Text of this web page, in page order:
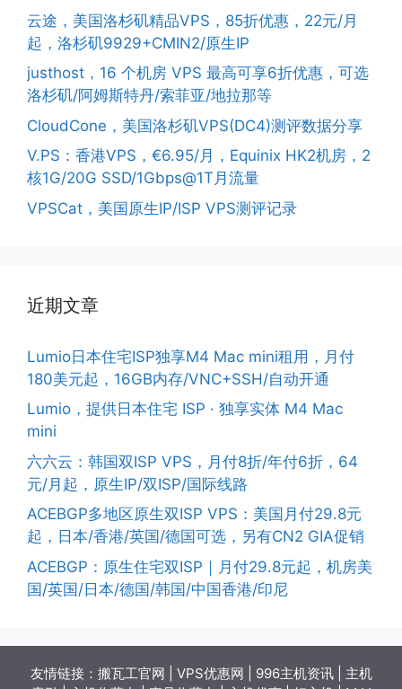
云途，美国洛杉矶精品VPS，85折优惠，22元/月
起，洛杉矶9929+CMIN2/原生IP
justhost，16 个机房 VPS 最高可享6折优惠，可选
洛杉矶/阿姆斯特丹/索菲亚/地拉那等
CloudCone，美国洛杉矶VPS(DC4)测评数据分享
V.PS：香港VPS，€6.95/月，Equinix HK2机房，2
核1G/20G SSD/1Gbps@1T月流量
VPSCat，美国原生IP/ISP VPS测评记录
近期文章
Lumio日本住宅ISP独享M4 Mac mini租用，月付
180美元起，16GB内存/VNC+SSH/自动开通
Lumio，提供日本住宅 ISP · 独享实体 M4 Mac
mini
六六云：韩国双ISP VPS，月付8折/年付6折，64
元/月起，原生IP/双ISP/国际线路
ACEBGP多地区原生双ISP VPS：美国月付29.8元
起，日本/香港/英国/德国可选，另有CN2 GIA促销
ACEBGP：原生住宅双ISP｜月付29.8元起，机房美
国/英国/日本/德国/韩国/中国香港/印尼
友情链接： 搬瓦工官网 VPS优惠网 996主机资讯| 主机